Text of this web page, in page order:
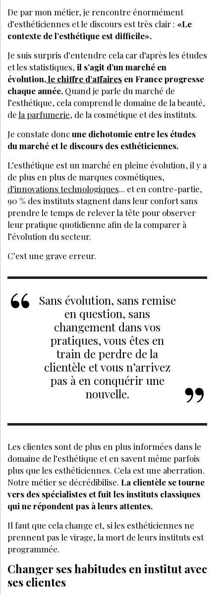
De par mon métier, je rencontre énormément
d’esthéticiennes et le discours est très clair : «Le
contexte de l’esthétique est difficile».
Je suis surpris d’entendre cela car d’après les études
et les statistiques, il s’agit d’un marché en
évolution,le chiffre d’affaires en France progresse
chaque année. Quand je parle du marché de
l’esthétique, cela comprend le domaine de la beauté,
de la parfumerie, de la cosmétique et des instituts.
Je constate doncune dichotomie entre les études
du marché et le discours des esthéticiennes.
L’esthétique est un marché en pleine évolution, il y a
de plus en plus de marques cosmétiques,
d’innovations technologiques... et en contre-partie,
90 % des instituts stagnent dans leur confort sans
prendre le temps de relever la tête pour observer
leur pratique quotidienne afin de la comparer à
l’évolution du secteur.
C’est une grave erreur.
Sans évolution, sans remise
en question, sans
changement dans vos
pratiques, vous êtes en
train de perdre de la
clientèle et vous n’arrivez
pas à en conquérir une
nouvelle.
Les clientes sont de plus en plus informées dans le
domaine de l’esthétique et en savent même parfois
plus que les esthéticiennes. Cela est une aberration.
Notre métier se décrédibilise. La clientèle se tourne
vers des spécialistes et fuit les instituts classiques
qui ne répondent pas à leurs attentes.
Il faut que cela change et, si les esthéticiennes ne
prennent pas le virage, la mort de leurs instituts est
programmée.
Changer ses habitudes en institut avec
ses clientes